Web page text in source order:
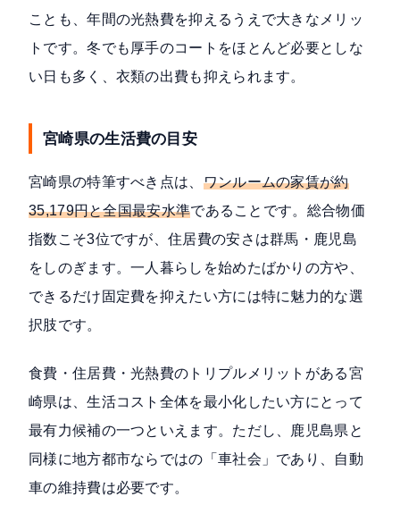
ことも、年間の光熱費を抑えるうえで大きなメリッ
トです。冬でも厚手のコートをほとんど必要としな
い日も多く、衣類の出費も抑えられます。
宮崎県の生活費の目安
宮崎県の特筆すべき点は、 ワンルームの家賃が約
35,179円と全国最安水準であることです。総合物価
指数こそ3位ですが、住居費の安さは群馬・鹿児島
をしのぎます。一人暮らしを始めたばかりの方や、
できるだけ固定費を抑えたい方には特に魅力的な選
択肢です。
食費・住居費・光熱費のトリプルメリットがある宮
崎県は、生活コスト全体を最小化したい方にとって
最有力候補の一つといえます。ただし、鹿児島県と
同様に地方都市ならではの「車社会」であり、自動
車の維持費は必要です。